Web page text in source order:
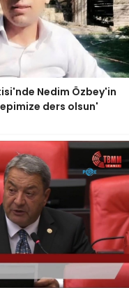
Nedim Özbey'in
ders olsun'